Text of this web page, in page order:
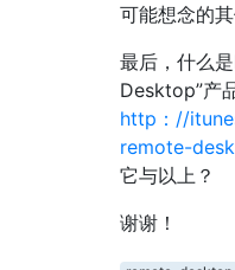
可能想念的
最后，什么
Desktop”产
http：//
remote-
它与以上？
谢谢！